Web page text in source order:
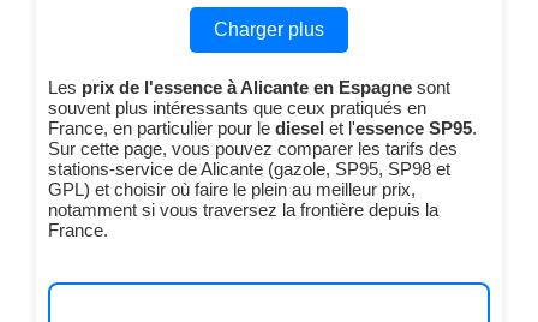
Charger plus
Les prix de l'essence à Alicante en Espagnesont
souvent plus intéressants que ceux pratiqués en
France, en particulier pour le diesel et l'essence SP95.
Sur cette page, vous pouvez comparer les tarifs des
stations-service de Alicante (gazole, SP95, SP98 et
GPL) et choisir où faire le plein au meilleur prix,
notamment si vous traversez la frontière depuis la
France.